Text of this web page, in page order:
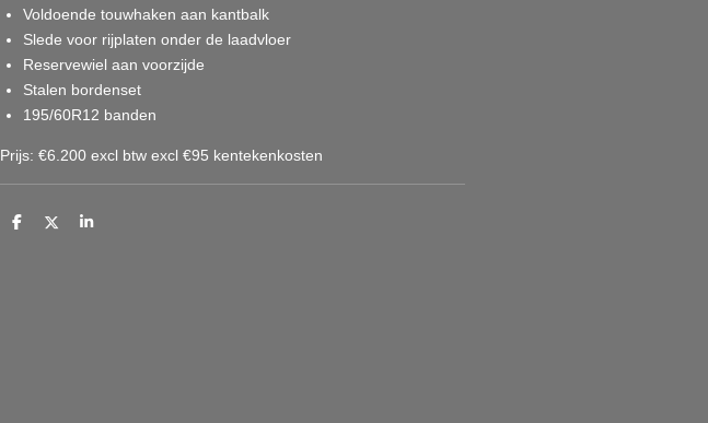
Voldoende touwhaken aan kantbalk
Slede voor rijplaten onder de laadvloer
Reservewiel aan voorzijde
Stalen bordenset
195/60R12 banden
Prijs: €6.200 excl btw excl €95 kentekenkosten
D
D
S